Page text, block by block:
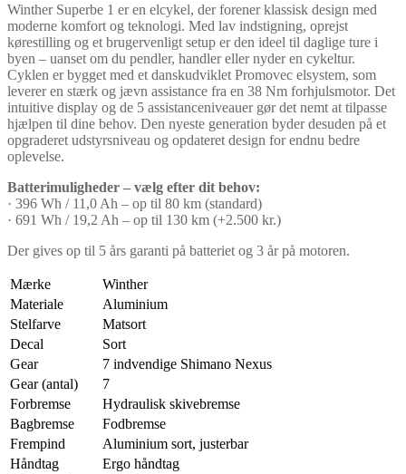
Winther Superbe 1 er en elcykel, der forener klassisk design med
moderne komfort og teknologi. Med lav indstigning, oprejst
kørestilling og et brugervenligt setup er den ideel til daglige ture i
byen – uanset om du pendler, handler eller nyder en cykeltur.
Cyklen er bygget med et danskudviklet Promovec elsystem, som
leverer en stærk og jævn assistance fra en 38 Nm forhjulsmotor. Det
intuitive display og de 5 assistanceniveauer gør det nemt at tilpasse
hjælpen til dine behov. Den nyeste generation byder desuden på et
opgraderet udstyrsniveau og opdateret design for endnu bedre
oplevelse.
Batterimuligheder – vælg efter dit behov:
· 396 Wh / 11,0 Ah – op til 80 km (standard)
· 691 Wh / 19,2 Ah – op til 130 km (+2.500 kr.)
Der gives op til 5 års garanti på batteriet og 3 år på motoren.
Mærke
Winther
Materiale
Aluminium
Stelfarve
Matsort
Decal
Sort
Gear
7 indvendige Shimano Nexus
Gear (antal)
7
Forbremse
Hydraulisk skivebremse
Bagbremse
Fodbremse
Frempind
Aluminium sort, justerbar
Håndtag
Ergo håndtag